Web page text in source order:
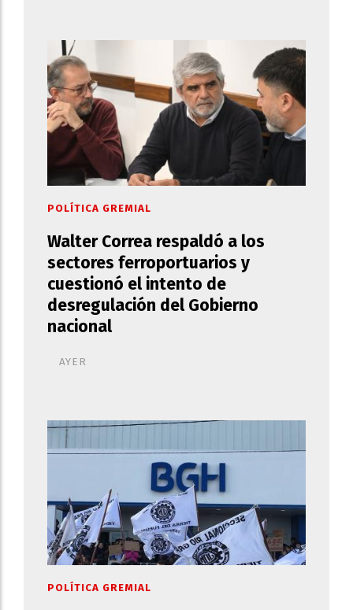
Walter Correa respaldó a los
sectores ferroportuarios y
cuestionó el intento de
desregulación del Gobierno
nacional
POLÍTICA GREMIAL
AYER
POLÍTICA GREMIAL